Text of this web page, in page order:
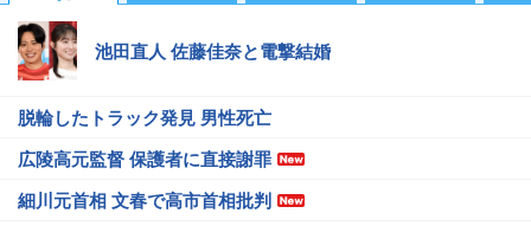
池田直人 佐藤佳奈と電撃結婚
脱輪したトラック発見 男性死亡
広陵高元監督 保護者に直接謝罪
細川元首相 文春で高市首相批判